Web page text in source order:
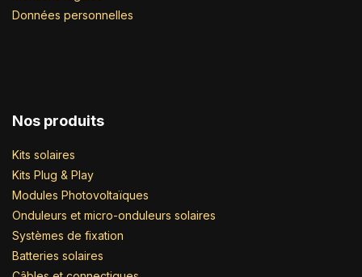
Données personnelles
Nos produits
Kits solaires
Kits Plug & Play
Modules Photovoltaïques
Onduleurs et micro-onduleurs solaires
Systèmes de fixation
Batteries solaires